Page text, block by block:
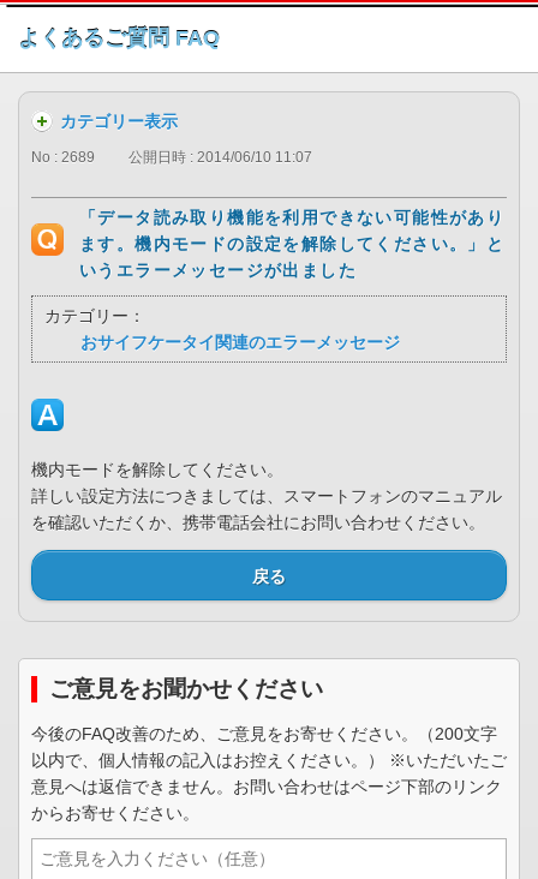
このページの本文へ
よくあるご質問 FAQ
カテゴリー表示
No : 2689 公開日時 : 2014/06/10 11:07
「データ読み取り機能を利用できない可能性があり
ます。機内モードの設定を解除してください。」と
いうエラーメッセージが出ました
カテゴリー：
おサイフケータイ関連のエラーメッセージ
機内モードを解除してください。
詳しい設定方法につきましては、スマートフォンのマニュアル
を確認いただくか、携帯電話会社にお問い合わせください。
戻る
ご意見をお聞かせください
今後のFAQ改善のため、ご意見をお寄せください。（200文字
以内で、個人情報の記入はお控えください。） ※いただいたご
意見へは返信できません。お問い合わせはページ下部のリンク
からお寄せください。